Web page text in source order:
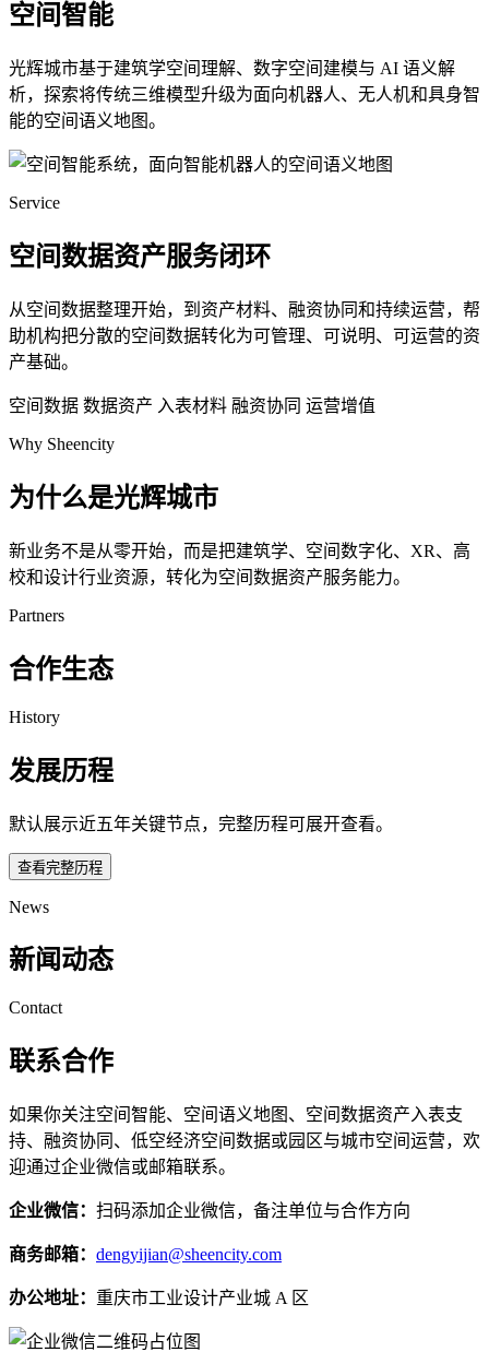
空间智能
光辉城市基于建筑学空间理解、数字空间建模与 AI 语义解
析，探索将传统三维模型升级为面向机器人、无人机和具身智
能的空间语义地图。
Service
空间数据资产服务闭环
从空间数据整理开始，到资产材料、融资协同和持续运营，帮
助机构把分散的空间数据转化为可管理、可说明、可运营的资
产基础。
空间数据 数据资产 入表材料 融资协同 运营增值
Why Sheencity
为什么是光辉城市
新业务不是从零开始，而是把建筑学、空间数字化、XR、高
校和设计行业资源，转化为空间数据资产服务能力。
Partners
合作生态
History
发展历程
默认展示近五年关键节点，完整历程可展开查看。
查看完整历程
News
新闻动态
Contact
联系合作
如果你关注空间智能、空间语义地图、空间数据资产入表支
持、融资协同、低空经济空间数据或园区与城市空间运营，欢
迎通过企业微信或邮箱联系。
企业微信： 扫码添加企业微信，备注单位与合作方向
商务邮箱： dengyijian@sheencity.com
办公地址： 重庆市工业设计产业城 A 区